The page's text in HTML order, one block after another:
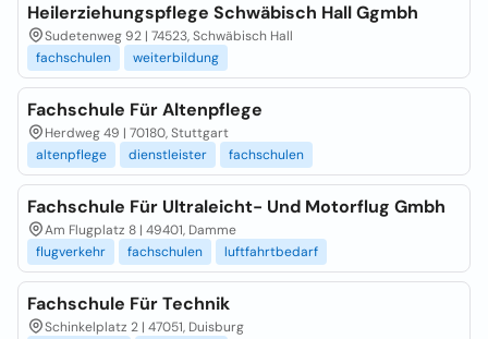
Heilerziehungspflege Schwäbisch Hall Ggmbh
Sudetenweg 92 | 74523, Schwäbisch Hall
fachschulen
weiterbildung
Fachschule Für Altenpflege
Herdweg 49 | 70180, Stuttgart
altenpflege
dienstleister fachschulen
Fachschule Für Ultraleicht- Und Motorflug Gmbh
Am Flugplatz 8 | 49401, Damme
flugverkehr
fachschulen luftfahrtbedarf
Fachschule Für Technik
Schinkelplatz 2 | 47051, Duisburg